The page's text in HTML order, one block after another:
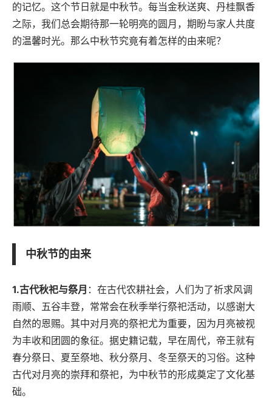
的记忆。这个节日就是中秋节。每当金秋送爽、丹桂飘香
之际，我们总会期待那一轮明亮的圆月，期盼与家人共度
的温馨时光。那么中秋节究竟有着怎样的由来呢？
中秋节的由来
1.古代秋祀与祭月 ：在古代农耕社会，人们为了祈求风调
雨顺、五谷丰登，常常会在秋季举行祭祀活动，以感谢大
自然的恩赐。其中对月亮的祭祀尤为重要，因为月亮被视
为丰收和团圆的象征。据史籍记载，早在周代，帝王就有
春分祭日、夏至祭地、秋分祭月、冬至祭天的习俗。这种
古代对月亮的崇拜和祭祀，为中秋节的形成奠定了文化基
础。